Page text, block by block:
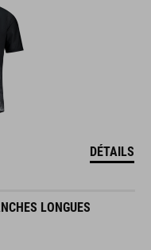
DÉTAILS
LONGUES